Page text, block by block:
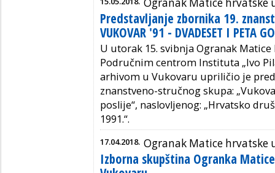
Predstavljanje zbornika 19.
VUKOVAR '91 - DVADESET I PETA
U utorak 15. svibnja Ogranak
Područnim centrom Instituta „Ivo
arhivom u Vukovaru upriličio je
znanstveno-stručnog skupa:
poslije“, naslovljenog: „Hrvatsko
1991.“.
17.04.2018. Ogranak Matice hrvatske
Izborna skupština Ogranka